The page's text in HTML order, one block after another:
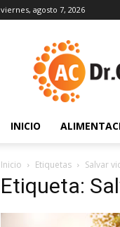
viernes, agosto 7, 2026
INICIO
Inicio Etiquetas Salvar
Etiqueta: